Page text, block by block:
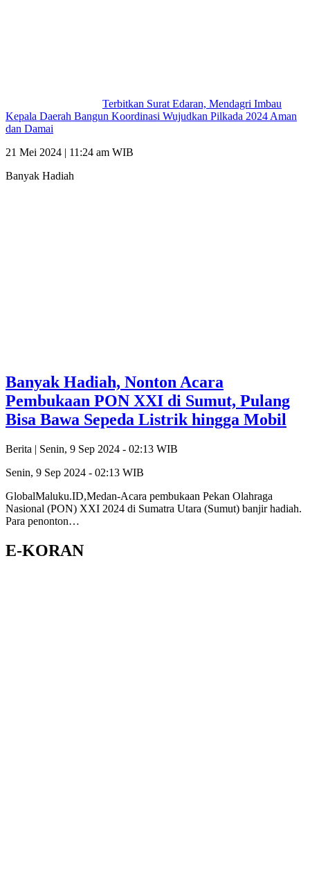
Terbitkan Surat Edaran, Mendagri Imbau
Kepala Daerah Bangun Koordinasi Wujudkan Pilkada 2024 Aman
dan Damai
21 Mei 2024 | 11:24 am WIB
Banyak Hadiah
Banyak Hadiah, Nonton Acara
Pembukaan PON XXI di Sumut, Pulang
Bisa Bawa Sepeda Listrik hingga Mobil
Berita | Senin, 9 Sep 2024 - 02:13 WIB
Senin, 9 Sep 2024 - 02:13 WIB
GlobalMaluku.ID,Medan-Acara pembukaan Pekan Olahraga
Nasional (PON) XXI 2024 di Sumatra Utara (Sumut) banjir hadiah.
Para penonton…
E-KORAN